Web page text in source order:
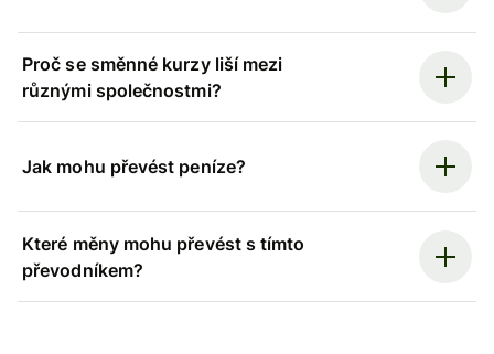
Proč se směnné kurzy liší mezi
různými společnostmi?
Jak mohu převést peníze?
Které měny mohu převést s tímto
převodníkem?